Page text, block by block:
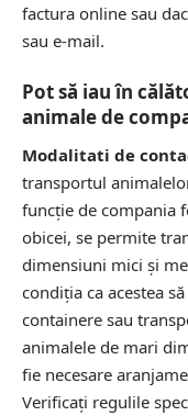
factura online sau
sau e-mail.
Pot să iau în
animale de
Modalitati de
transportul
funcție de compania
obicei, se permite
dimensiuni mici și
condiția ca acestea
containere sau
animalele de mari
fie necesare
Verificați regulile